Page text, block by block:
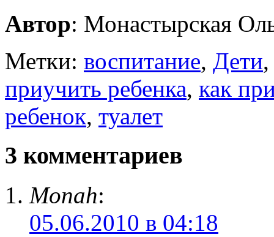
Автор: Монастырская
Метки: воспитание, Дети
приучить ребенка, как
ребенок, туалет
3 комментариев
Monah:
05.06.2010 в 04:18